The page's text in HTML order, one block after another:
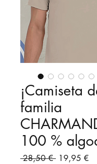
¡Camiseta
familia
100 %
28,50 € Precio
19,95 €